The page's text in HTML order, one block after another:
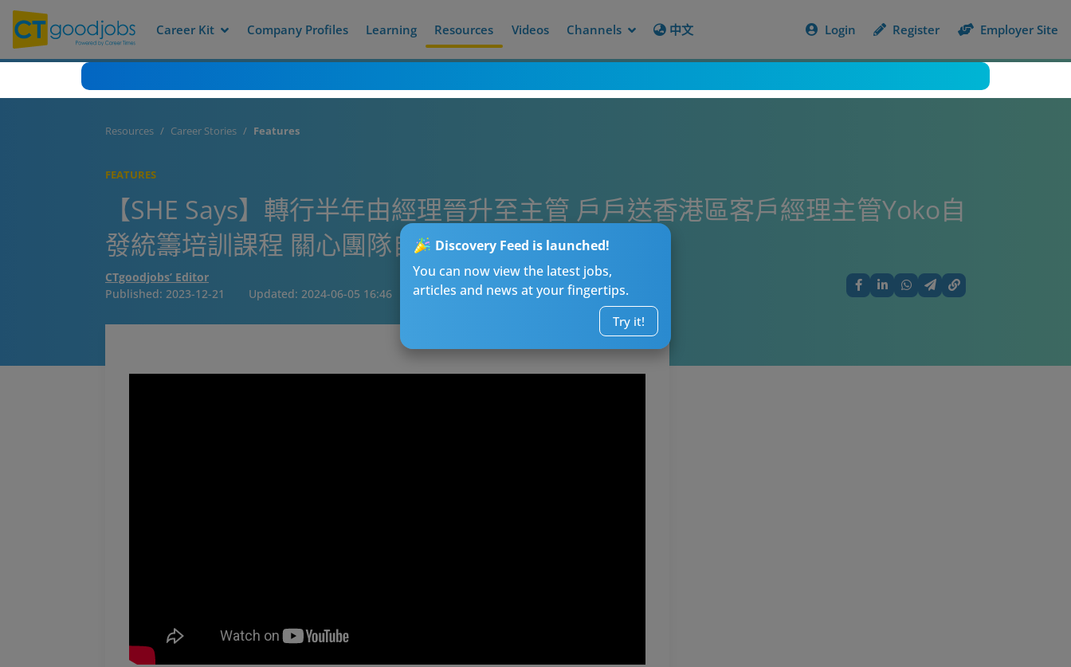
Career Kit Company Profiles Learning Resources Videos Channels 中文 Login Register Employer Site
Discovery Feed is launched!
You can now view the latest jobs,
articles and news at your fingertips.
Try it!
Resources Career Stories Features
FEATURES
【SHE Says】轉行半年由經理晉升至主管 戶戶送香港區客戶經理主管Yoko自
發統籌培訓課程 關心團隊自我成長
CTgoodjobs’ Editor
Published: 2023-12-21 Updated: 2024-06-05 16:46